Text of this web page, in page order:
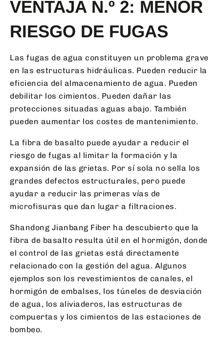
VENTAJA N.º 2: MENOR
RIESGO DE FUGAS
Las fugas de agua constituyen un problema grave
en las estructuras hidráulicas. Pueden reducir la
eficiencia del almacenamiento de agua. Pueden
debilitar los cimientos. Pueden dañar las
protecciones situadas aguas abajo. También
pueden aumentar los costes de mantenimiento.
La fibra de basalto puede ayudar a reducir el
riesgo de fugas al limitar la formación y la
expansión de las grietas. Por sí sola no sella los
grandes defectos estructurales, pero puede
ayudar a reducir las primeras vías de
microfisuras que dan lugar a filtraciones.
Shandong Jianbang Fiber ha descubierto que la
fibra de basalto resulta útil en el hormigón, donde
el control de las grietas está directamente
relacionado con la gestión del agua. Algunos
ejemplos son los revestimientos de canales, el
hormigón de embalses, los túneles de desviación
de agua, los aliviaderos, las estructuras de
compuertas y los cimientos de las estaciones de
bombeo.